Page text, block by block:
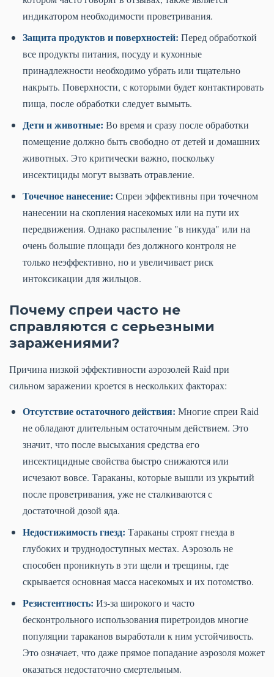
индикатором необходимости проветривания.
Защита продуктов и поверхностей: Перед обработкой
все продукты питания, посуду и кухонные
принадлежности необходимо убрать или тщательно
накрыть. Поверхности, с которыми будет контактировать
пища, после обработки следует вымыть.
Дети и животные: Во время и сразу после обработки
помещение должно быть свободно от детей и домашних
животных. Это критически важно, поскольку
инсектициды могут вызвать отравление.
Точечное нанесение: Спреи эффективны при точечном
нанесении на скопления насекомых или на пути их
передвижения. Однако распыление "в никуда" или на
очень большие площади без должного контроля не
только неэффективно, но и увеличивает риск
интоксикации для жильцов.
Почему спреи часто не
справляются с серьезными
заражениями?
Причина низкой эффективности аэрозолей Raid при
сильном заражении кроется в нескольких факторах:
Отсутствие остаточного действия: Многие спреи Raid
не обладают длительным остаточным действием. Это
значит, что после высыхания средства его
инсектицидные свойства быстро снижаются или
исчезают вовсе. Тараканы, которые вышли из укрытий
после проветривания, уже не сталкиваются с
достаточной дозой яда.
Недостижимость гнезд: Тараканы строят гнезда в
глубоких и труднодоступных местах. Аэрозоль не
способен проникнуть в эти щели и трещины, где
скрывается основная масса насекомых и их потомство.
Резистентность: Из-за широкого и часто
бесконтрольного использования пиретроидов многие
популяции тараканов выработали к ним устойчивость.
Это означает, что даже прямое попадание аэрозоля может
оказаться недостаточно смертельным.